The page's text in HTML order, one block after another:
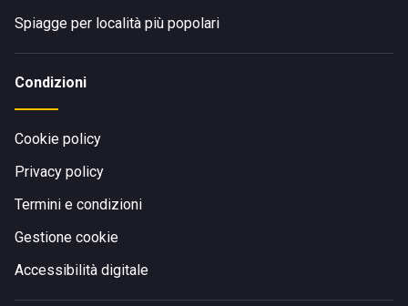
Spiagge per località più popolari
Condizioni
Cookie policy
Privacy policy
Termini e condizioni
Gestione cookie
Accessibilità digitale